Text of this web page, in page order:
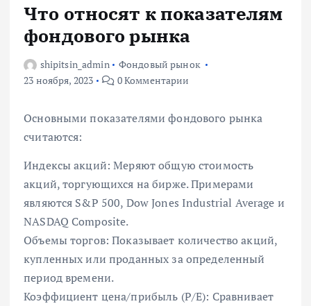
Что относят к показателям
фондового рынка
shipitsin_admin
Фондовый рынок
23 ноября, 2023
0 Комментарии
Основными показателями фондового рынка
считаются:
Индексы акций: Меряют общую стоимость
акций, торгующихся на бирже. Примерами
являются S&P 500, Dow Jones Industrial Average и
NASDAQ Composite.
Объемы торгов: Показывает количество акций,
купленных или проданных за определенный
период времени.
Коэффициент цена/прибыль (P/E): Сравнивает